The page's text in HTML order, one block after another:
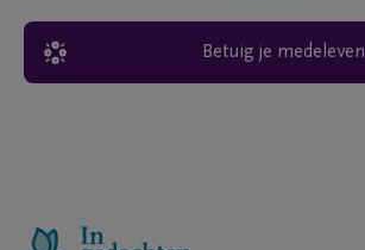
Betuig je medeleven